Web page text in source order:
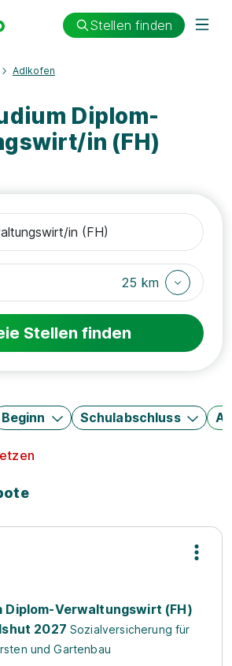
Stellen finden
Adlkofen
Diplom-
in (FH)
25 km
Stellen finden
Beginn Schulabschluss
Diplom-Verwaltungswirt (FH)
2027 Sozialversicherung für
und Gartenbau